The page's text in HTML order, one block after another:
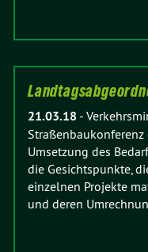
21.03.18 -
Umsetzung des
die Gesichtspunkte,
einzelnen Projekte
und deren